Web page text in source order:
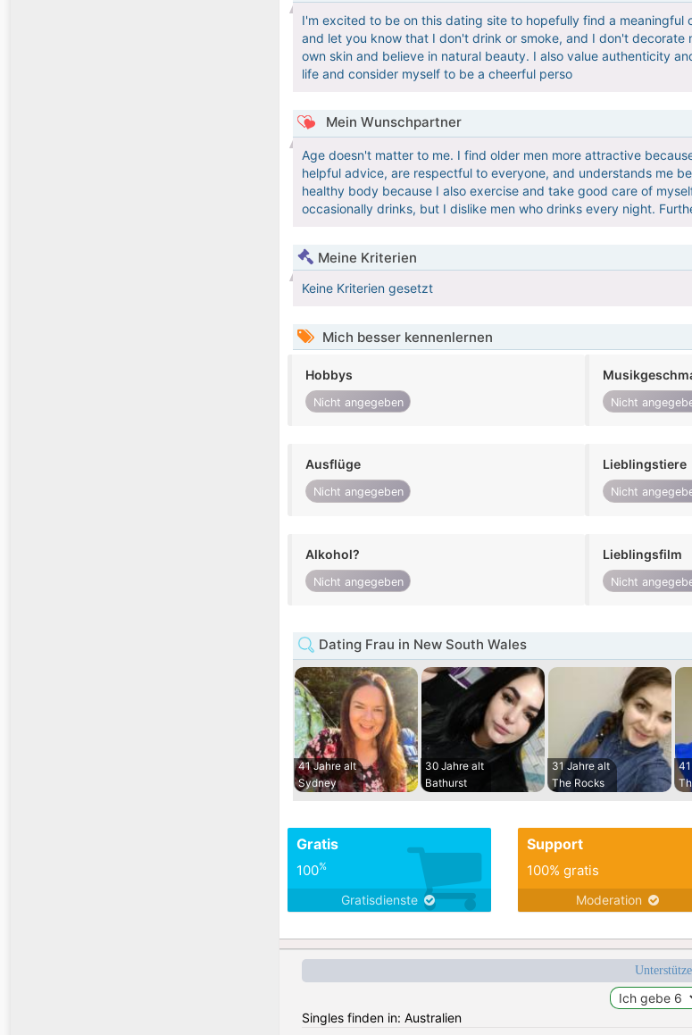
I'm excited to be on this dating site to hopefully find a
and let you know that I don't drink or smoke, and I don't
own skin and believe in natural beauty. I also value authenticity
life and consider myself to be a cheerful perso
Mein Wunschpartner
Age doesn't matter to me. I find older men more attractive
helpful advice, are respectful to everyone, and understands me
healthy body because I also exercise and take good care of
occasionally drinks, but I dislike men who drinks every night.
Meine Kriterien
Keine Kriterien gesetzt
Mich besser kennenlernen
Hobbys
Nicht angegeben Nicht
Ausflüge
Nicht angegeben
Lieblingstiere
Nicht
Alkohol?
Nicht angegeben
Lieblingsfilm
Nicht
Dating Frau in New South Wales
41 Jahre alt
Sydney
30 Jahre alt
Bathurst
31 Jahre alt
The Rocks
Gratis
100%
Gratisdienste
Support
100% gratis
Moderation
Singles finden in: Australien